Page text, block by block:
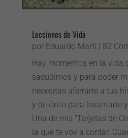
Lecciones de Vida
por Eduardo Martí | 82
Hay momentos en la vida
sacudirnos y para poder
necesitas aferrarte a tus
y de éxito para levantarte
Una de mis “Tarjetas de
la que te voy a contar.